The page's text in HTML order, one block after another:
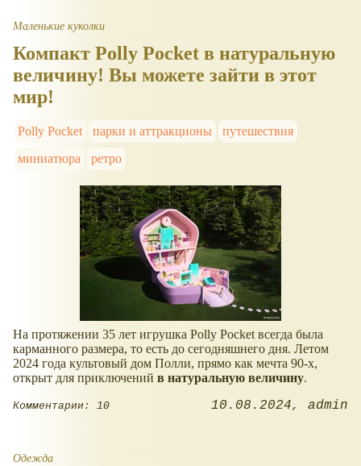
Маленькие куколки
Компакт Polly Pocket в натуральную
величину! Вы можете зайти в этот
мир!
Polly Pocket парки и аттракционы
путешествия
миниатюра
ретро
На протяжении 35 лет игрушка Polly Pocket всегда была
карманного размера, то есть до сегодняшнего дня. Летом
2024 года культовый дом Полли, прямо как мечта 90-х,
открыт для приключений в натуральную величину.
Комментарии: 10 10.08.2024 admin
Одежда